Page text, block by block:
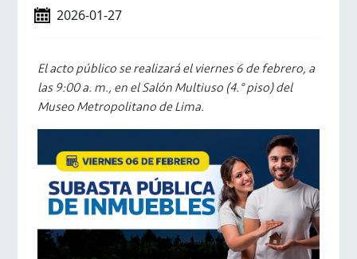
2026-01-27
El acto público se realizará el viernes 6 de febrero, a
las 9:00 a. m., en el Salón Multiuso (4.° piso) del
Museo Metropolitano de Lima.